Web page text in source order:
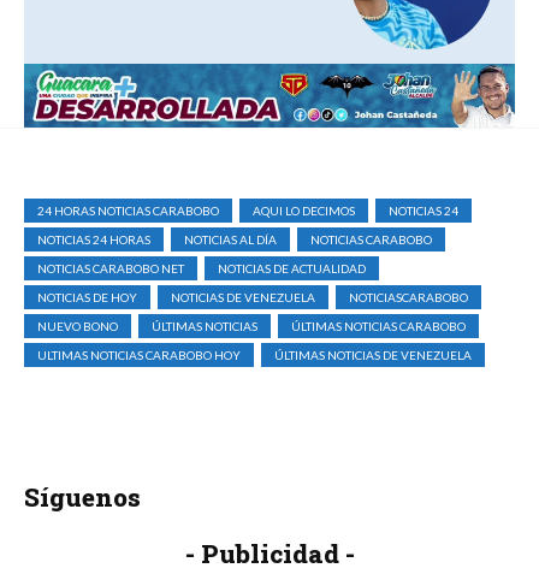
24 HORAS NOTICIAS CARABOBO AQUI LO DECIMOS
NOTICIAS 24
NOTICIAS 24 HORAS
NOTICIAS AL DÍA
NOTICIAS CARABOBO
NOTICIAS CARABOBO NET
NOTICIAS DE ACTUALIDAD
NOTICIAS DE HOY
NOTICIAS DE VENEZUELA
NOTICIASCARABOBO
NUEVO BONO
ÚLTIMAS NOTICIAS
ÚLTIMAS NOTICIAS CARABOBO
ULTIMAS NOTICIAS CARABOBO HOY
ÚLTIMAS NOTICIAS DE VENEZUELA
Síguenos
- Publicidad -